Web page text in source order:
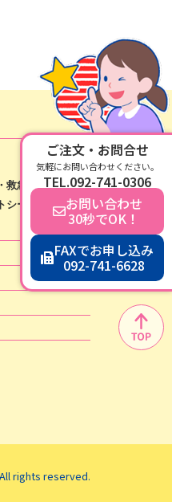
救急絆創膏等
ート等
rights reserved.
ご注文・お問合せ
気軽にお問い合わせください。
TEL.092-741-0306
お問い合わせ
30秒でOK！
FAXでお申し込み
092-741-6628